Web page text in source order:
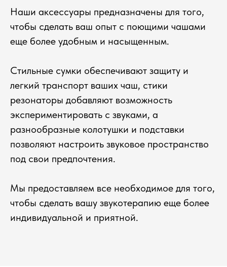
Наши аксессуары предназначены для того,
чтобы сделать ваш опыт с поющими чашами
еще более удобным и насыщенным.
Стильные сумки обеспечивают защиту и
легкий транспорт ваших чаш, стики
резонаторы добавляют возможность
экспериментировать с звуками, а
разнообразные колотушки и подставки
позволяют настроить звуковое пространство
под свои предпочтения.
Мы предоставляем все необходимое для того,
чтобы сделать вашу звукотерапию еще более
индивидуальной и приятной.